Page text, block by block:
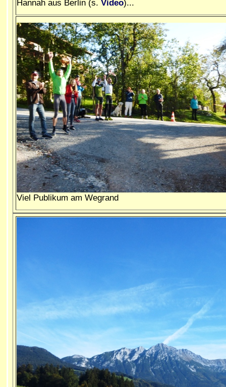
Hannah aus Berlin (s. Video)...
Viel Publikum am Wegrand